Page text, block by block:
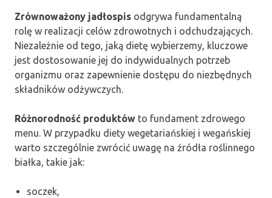
Zrównoważony jadłospis odgrywa fundamentalną
rolę w realizacji celów zdrowotnych i odchudzających.
Niezależnie od tego, jaką dietę wybierzemy, kluczowe
jest dostosowanie jej do indywidualnych potrzeb
organizmu oraz zapewnienie dostępu do niezbędnych
składników odżywczych.
Różnorodność produktów to fundament zdrowego
menu. W przypadku diety wegetariańskiej i wegańskiej
warto szczególnie zwrócić uwagę na źródła roślinnego
białka, takie jak:
soczek,